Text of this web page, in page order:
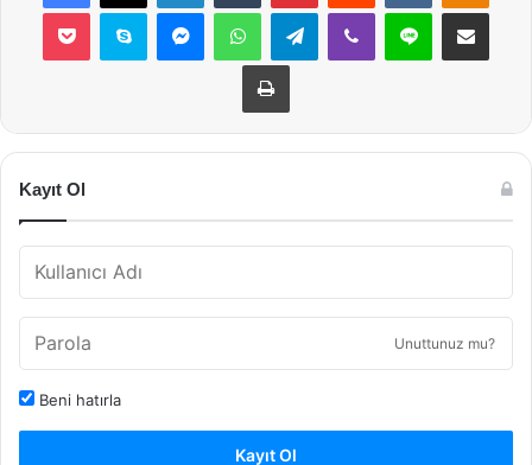
Pocket Skype MessengerWhatsAppTelegramViber Line E-Posta ile
Yazdır
Kayıt Ol
Unuttunuz mu?
Beni hatırla
Kayıt Ol